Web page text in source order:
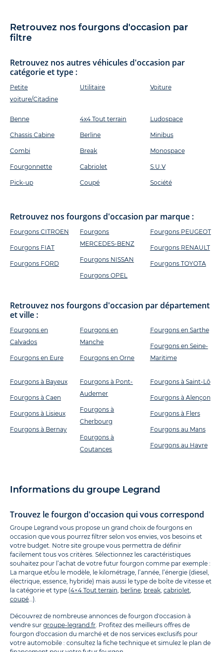
Retrouvez nos fourgons d'occasion par
filtre
Retrouvez nos autres véhicules d'occasion par
catégorie et type :
Petite
voiture/Citadine
Utilitaire Voiture
Benne
Chassis Cabine
Combi
Fourgonnette
Pick-up
4x4 Tout terrain
Berline
Break
Cabriolet
Coupé
Ludospace
Minibus
Monospace
S.U.V
Société
Retrouvez nos fourgons d'occasion par marque :
Fourgons CITROEN
Fourgons FIAT
Fourgons FORD
Fourgons
MERCEDES-BENZ
Fourgons NISSAN
Fourgons OPEL
Fourgons PEUGEOT
Fourgons RENAULT
Fourgons TOYOTA
Retrouvez nos fourgons d'occasion par département
et ville :
Fourgons en
Calvados
Fourgons en Eure
Fourgons en
Manche
Fourgons en Orne
Fourgons en Sarthe
Fourgons en Seine-
Maritime
Fourgons à Bayeux
Fourgons à Caen
Fourgons à Lisieux
Fourgons à Bernay
Fourgons à Pont-
Audemer
Fourgons à
Cherbourg
Fourgons à
Coutances
Fourgons à Saint-Lô
Fourgons à Alençon
Fourgons à Flers
Fourgons au Mans
Fourgons au Havre
Informations du groupe Legrand
Trouvez le fourgon d'occasion qui vous correspond
Groupe Legrand vous propose un grand choix de fourgons en
occasion que vous pourrez filtrer selon vos envies, vos besoins et
votre budget. Notre site groupe vous permettra de définir
facilement tous vos critères. Sélectionnez les caractéristiques
souhaitez pour l’achat de votre futur fourgon comme par exemple :
La marque et/ou le modèle, le kilométrage, l’année, l’énergie (diesel,
électrique, essence, hybride) mais aussi le type de boîte de vitesse et
la catégorie et type (4×4 Tout terrain berline break cabriolet
coupé …).
Découvrez de nombreuse annonces de fourgon d'occasion à
vendre sur groupe-legrand.fr . Profitez des meilleurs offres de
fourgon d'occasion du marché et de nos services exclusifs pour
votre automobile : consultez la fiche technique et simulez le plan de